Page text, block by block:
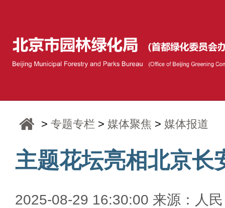
>专题专栏 >媒体聚焦 >媒体报道
主题花坛亮相北京长
2025-08-29 16:30:00 来源：人